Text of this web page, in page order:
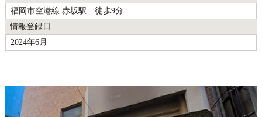
福岡市空港線 赤坂駅 徒歩9分
情報登録日
2024年6月